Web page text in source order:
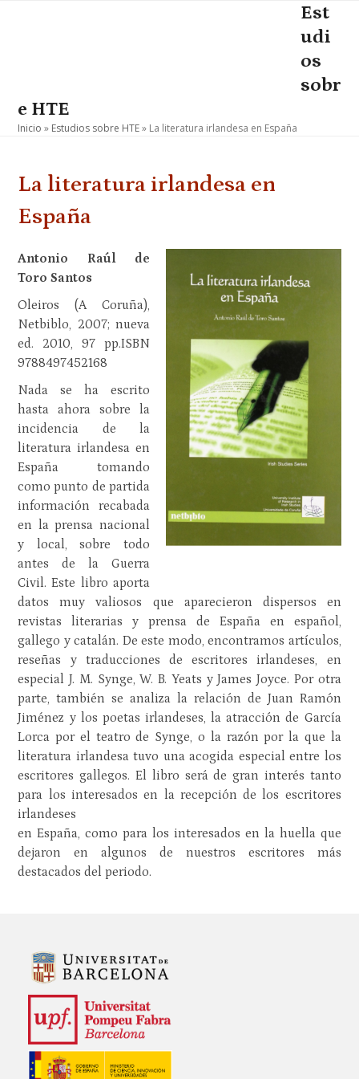
Est
udi
os
sobr
e HTE
Inicio » Estudios sobre HTE» La literatura irlandesa en España
La literatura irlandesa en
España
Antonio Raúl de
Toro Santos
Oleiros (A Coruña),
Netbiblo, 2007; nueva
ed. 2010, 97 pp.ISBN
9788497452168
Nada se ha escrito
hasta ahora sobre la
incidencia de la
literatura irlandesa en
España tomando
como punto de partida
información recabada
en la prensa nacional
y local, sobre todo
antes de la Guerra
Civil. Este libro aporta
datos muy valiosos que aparecieron dispersos en
revistas literarias y prensa de España en español,
gallego y catalán. De este modo, encontramos artículos,
reseñas y traducciones de escritores irlandeses, en
especial J. M. Synge, W. B. Yeats y James Joyce. Por otra
parte, también se analiza la relación de Juan Ramón
Jiménez y los poetas irlandeses, la atracción de García
Lorca por el teatro de Synge, o la razón por la que la
literatura irlandesa tuvo una acogida especial entre los
escritores gallegos. El libro será de gran interés tanto
para los interesados en la recepción de los escritores
irlandeses
en España, como para los interesados en la huella que
dejaron en algunos de nuestros escritores más
destacados del periodo.